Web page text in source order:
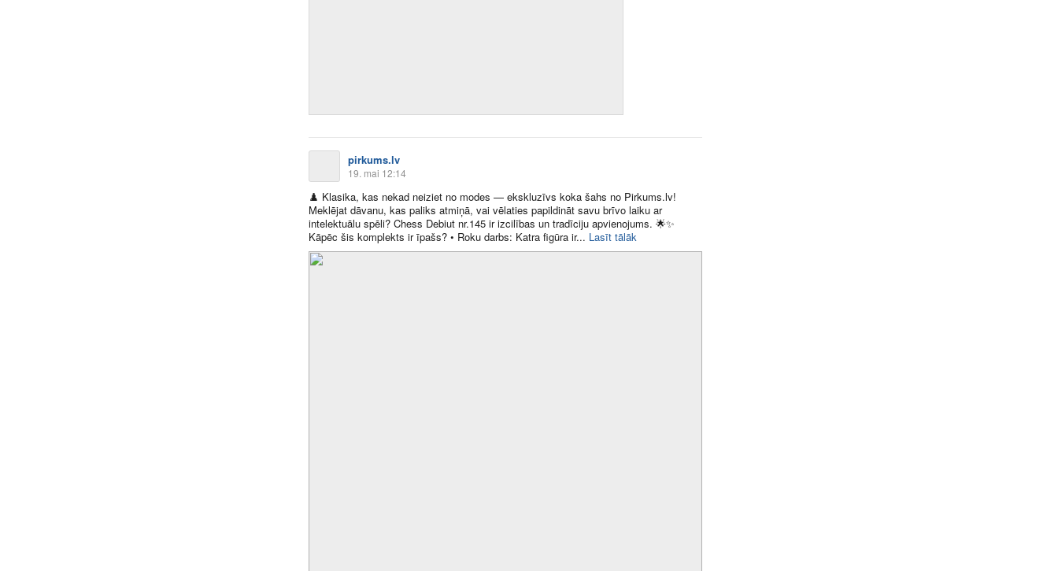
pirkums.lv
19. mai 12:14
♟️ Klasika, kas nekad neiziet no modes — ekskluzīvs koka šahs no Pirkums.lv!
Meklējat dāvanu, kas paliks atmiņā, vai vēlaties papildināt savu brīvo laiku ar
intelektuālu spēli? Chess Debiut nr.145 ir izcilības un tradīciju apvienojums. 🌟✨
Kāpēc šis komplekts ir īpašs? • Roku darbs: Katra figūra ir​... Lasīt tālāk